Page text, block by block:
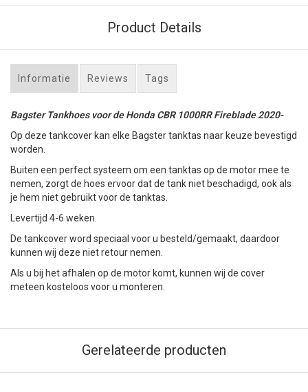
Product Details
Informatie Reviews Tags
Bagster Tankhoes voor de Honda CBR 1000RR Fireblade 2020-
Op deze tankcover kan elke Bagster tanktas naar keuze bevestigd
worden.
Buiten een perfect systeem om een tanktas op de motor mee te
nemen, zorgt de hoes ervoor dat de tank niet beschadigd, ook als
je hem niet gebruikt voor de tanktas.
Levertijd 4-6 weken.
De tankcover word speciaal voor u besteld/gemaakt, daardoor
kunnen wij deze niet retour nemen.
Als u bij het afhalen op de motor komt, kunnen wij de cover
meteen kosteloos voor u monteren.
Gerelateerde producten